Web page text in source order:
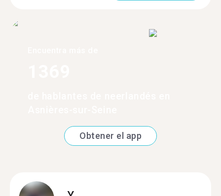
Obtener el app